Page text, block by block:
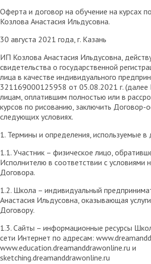
Оферта и договор на обучение на курсах
Козлова Анастасия Ильдусовна.
30 августа 2021 года, г. Казань
ИП Козлова Анастасия Ильдусовна,
свидетельства о государственной
лица в качестве индивидуального
321169000125958 от 05.08.2021 г. (далее
лицам, оплатившим полностью или в
курсов по рисованию, заключить Договор-
следующих условиях.
1. Термины и определения, используемые в
1.1. Участник – физическое лицо,
Исполнителю в соответствии с условиями
Договора.
1.2. Школа – индивидуальный
Анастасия Ильдусовна, оказывающая
Договору.
1.3. Сайты – информационные ресурсы
сети Интернет по адресам:
www.education.dreamanddrawonline.ru и
sketching.dreamanddrawonline.ru